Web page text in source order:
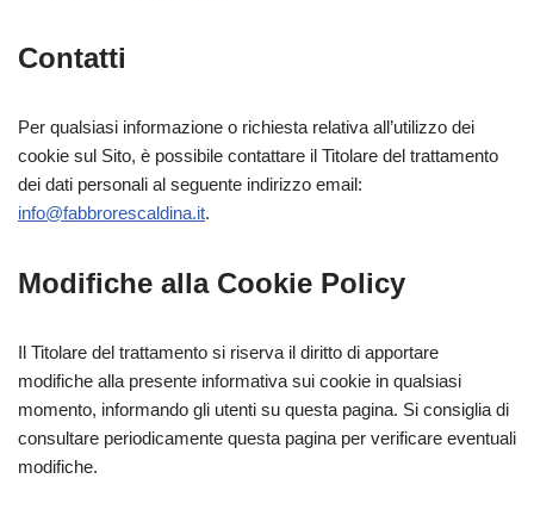
Contatti
Per qualsiasi informazione o richiesta relativa all’utilizzo dei
cookie sul Sito, è possibile contattare il Titolare del trattamento
dei dati personali al seguente indirizzo email:
info@fabbrorescaldina.it.
Modifiche alla Cookie Policy
Il Titolare del trattamento si riserva il diritto di apportare
modifiche alla presente informativa sui cookie in qualsiasi
momento, informando gli utenti su questa pagina. Si consiglia di
consultare periodicamente questa pagina per verificare eventuali
modifiche.